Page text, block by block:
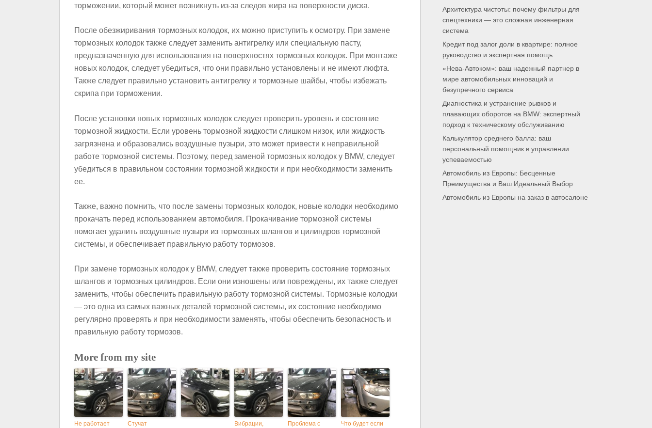
торможении, который может возникнуть из-за следов жира на поверхности диска.
После обезжиривания тормозных колодок, их можно приступить к осмотру. При замене
тормозных колодок также следует заменить антигрелку или специальную пасту,
предназначенную для использования на поверхностях тормозных колодок. При монтаже
новых колодок, следует убедиться, что они правильно установлены и не имеют люфта.
Также следует правильно установить антигрелку и тормозные шайбы, чтобы избежать
скрипа при торможении.
После установки новых тормозных колодок следует проверить уровень и состояние
тормозной жидкости. Если уровень тормозной жидкости слишком низок, или жидкость
загрязнена и образовались воздушные пузыри, это может привести к неправильной
работе тормозной системы. Поэтому, перед заменой тормозных колодок у BMW, следует
убедиться в правильном состоянии тормозной жидкости и при необходимости заменить
ее.
Также, важно помнить, что после замены тормозных колодок, новые колодки необходимо
прокачать перед использованием автомобиля. Прокачивание тормозной системы
помогает удалить воздушные пузыри из тормозных шлангов и цилиндров тормозной
системы, и обеспечивает правильную работу тормозов.
При замене тормозных колодок у BMW, следует также проверить состояние тормозных
шлангов и тормозных цилиндров. Если они изношены или повреждены, их также следует
заменить, чтобы обеспечить правильную работу тормозной системы. Тормозные колодки
— это одна из самых важных деталей тормозной системы, их состояние необходимо
регулярно проверять и при необходимости заменять, чтобы обеспечить безопасность и
правильную работу тормозов.
More from my site
Не работает
Стучат
Вибрации,
Проблема с
Что будет если
Архитектура чистоты: почему фильтры для
спецтехники — это сложная инженерная
система
Кредит под залог доли в квартире: полное
руководство и экспертная помощь
«Нева-Автоком»: ваш надежный партнер в
мире автомобильных инноваций и
безупречного сервиса
Диагностика и устранение рывков и
плавающих оборотов на BMW: экспертный
подход к техническому обслуживанию
Калькулятор среднего балла: ваш
персональный помощник в управлении
успеваемостью
Автомобиль из Европы: Бесценные
Преимущества и Ваш Идеальный Выбор
Автомобиль из Европы на заказ в автосалоне